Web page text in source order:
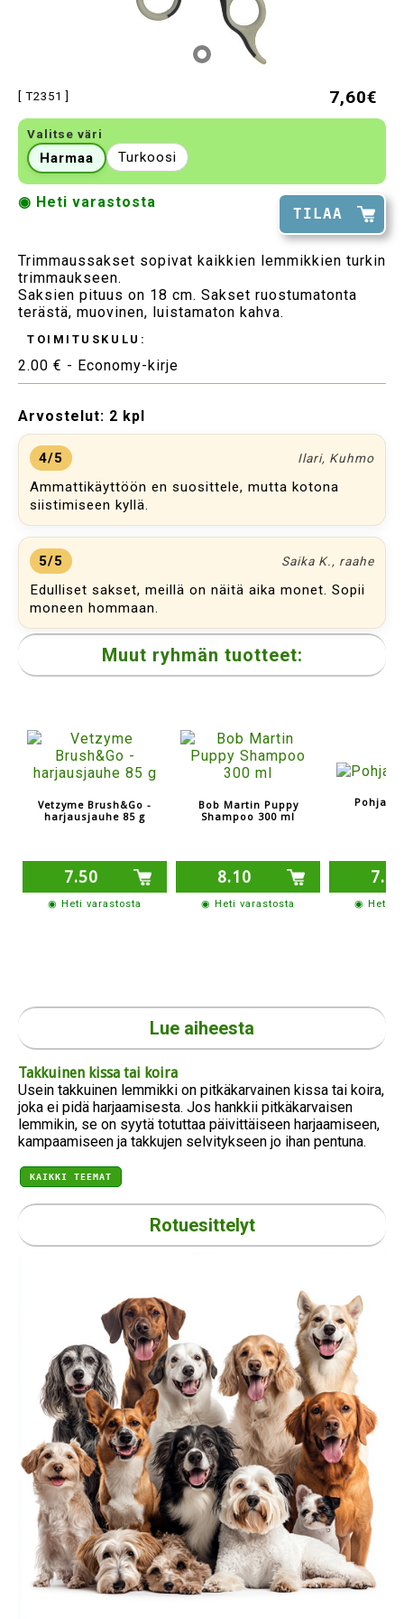
[ T2351 ] 7,60€
Valitse väri
Harmaa Turkoosi
TILAA
◉ Heti varastosta
Trimmaussakset sopivat kaikkien lemmikkien turkin
trimmaukseen.
Saksien pituus on 18 cm. Sakset ruostumatonta
terästä, muovinen, luistamaton kahva.
TOIMITUSKULU:
2.00 € - Economy-kirje
Arvostelut: 2 kpl
4/5 Ilari, Kuhmo
Ammattikäyttöön en suosittele, mutta kotona
siistimiseen kyllä.
5/5 Saika K., raahe
Edulliset sakset, meillä on näitä aika monet. Sopii
moneen hommaan.
Muut ryhmän tuotteet:
Vetzyme Brush&Go -
harjausjauhe 85 g
7.50
◉ Heti varastosta
Bob Martin Puppy
Shampoo 300 ml
8.10
◉ Heti varastosta
7.80
◉ Heti
Lue aiheesta
Takkuinen kissa tai koira
Usein takkuinen lemmikki on pitkäkarvainen kissa tai koira,
joka ei pidä harjaamisesta. Jos hankkii pitkäkarvaisen
lemmikin, se on syytä totuttaa päivittäiseen harjaamiseen,
kampaamiseen ja takkujen selvitykseen jo ihan pentuna.
KAIKKI TEEMAT
Rotuesittelyt